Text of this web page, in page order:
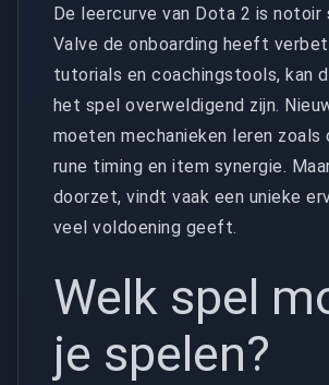
De leercurve van Dota 2 is notoir
Valve de onboarding heeft
tutorials en coachingstools, kan
het spel overweldigend zijn.
moeten mechanieken leren zoals
rune timing en item synergie.
doorzet, vindt vaak een unieke
veel voldoening geeft.
Welk spel
je spelen?